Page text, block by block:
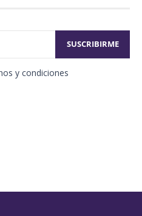
y condiciones